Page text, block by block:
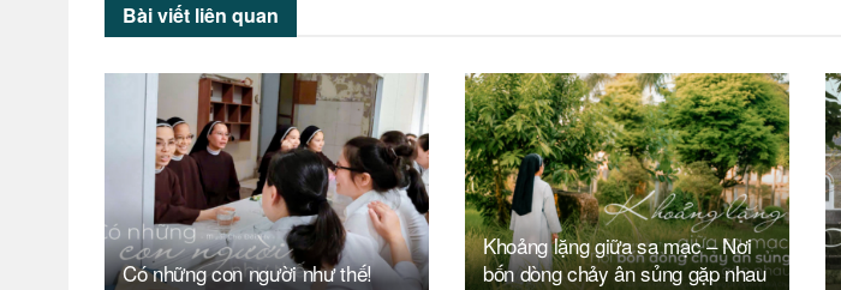
Bài viết liên quan
Có những con người như thế!
Khoảng lặng giữa sa mạc – Nơi
bốn dòng chảy ân sủng gặp nhau